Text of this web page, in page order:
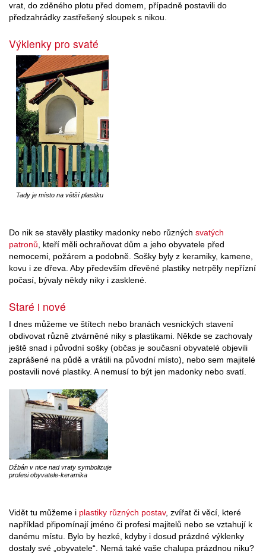
vrat, do zděného plotu před domem, případně postavili do
předzahrádky zastřešený sloupek s nikou.
Výklenky pro svaté
Tady je místo na větší plastiku
Do nik se stavěly plastiky madonky nebo různých svatých
patronů , kteří měli ochraňovat dům a jeho obyvatele před
nemocemi, požárem a podobně. Sošky byly z keramiky, kamene,
kovu i ze dřeva. Aby především dřevěné plastiky netrpěly nepřízní
počasí, bývaly někdy niky i zasklené.
Staré i nové
I dnes můžeme ve štítech nebo branách vesnických stavení
obdivovat různě ztvárněné niky s plastikami. Někde se zachovaly
ještě snad i původní sošky (občas je současní obyvatelé objevili
zaprášené na půdě a vrátili na původní místo), nebo sem majitelé
postavili nové plastiky. A nemusí to být jen madonky nebo svatí.
Džbán v nice nad vraty symbolizuje
profesi obyvatele-keramika
Vidět tu můžeme i plastiky různých postav, zvířat či věcí, které
například připomínají jméno či profesi majitelů nebo se vztahují k
danému místu. Bylo by hezké, kdyby i dosud prázdné výklenky
dostaly své „obyvatele“. Nemá také vaše chalupa prázdnou niku?